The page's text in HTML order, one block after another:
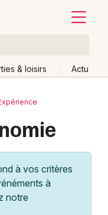
& loisirs Actu
à vos critères
à
notre
lieu